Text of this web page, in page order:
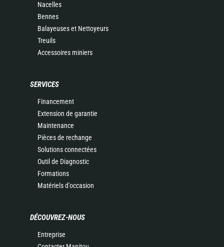
Nacelles
Bennes
Balayeuses et Nettoyeurs
Treuils
Accessoires miniers
SERVICES
Financement
Extension de garantie
Maintenance
Pièces de rechange
Solutions connectées
Outil de Diagnostic
Formations
Matériels d'occasion
DÉCOUVREZ-NOUS
Entreprise